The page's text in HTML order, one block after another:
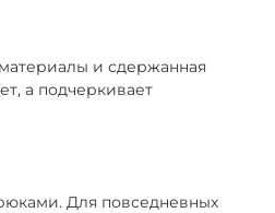
и сдержанная
а подчеркивает
Для повседневных